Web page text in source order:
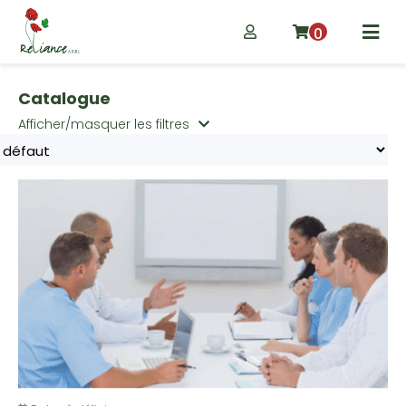
0
Catalogue
Afficher/masquer les filtres
Catégories de produits
Non classé
(3)
Évènements(0)
Formations(19)
Public